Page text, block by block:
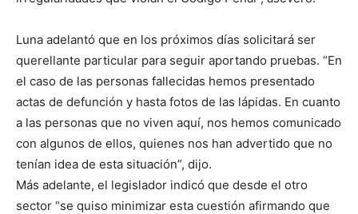
Luna adelantó que en los próximos días solicitará ser
querellante particular para seguir aportando pruebas. “En
el caso de las personas fallecidas hemos presentado
actas de defunción y hasta fotos de las lápidas. En cuanto
a las personas que no viven aquí, nos hemos comunicado
con algunos de ellos, quienes nos han advertido que no
tenían idea de esta situación”, dijo.
Más adelante, el legislador indicó que desde el otro
sector “se quiso minimizar esta cuestión afirmando que